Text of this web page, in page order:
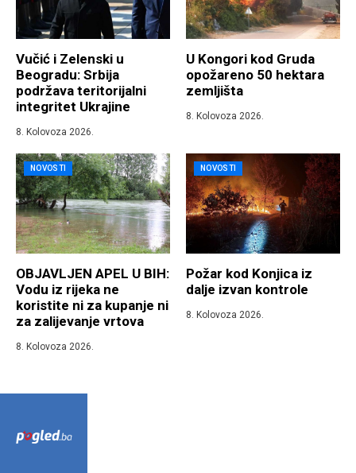
Vučić i Zelenski u
Beogradu: Srbija
podržava teritorijalni
integritet Ukrajine
8. Kolovoza 2026.
U Kongori kod Gruda
opožareno 50 hektara
zemljišta
8. Kolovoza 2026.
NOVOSTI
OBJAVLJEN APEL U BIH:
Vodu iz rijeka ne
koristite ni za kupanje ni
za zalijevanje vrtova
8. Kolovoza 2026.
NOVOSTI
Požar kod Konjica iz
dalje izvan kontrole
8. Kolovoza 2026.